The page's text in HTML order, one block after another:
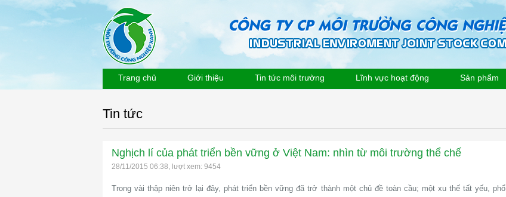
Trang chủ Giới thiệu Tin tức môi trường Lĩnh vực hoạt động Sản phẩm
Tin tức
Nghịch lí của phát triển bền vững ở Việt Nam: nhìn từ môi trường thể chế
28/11/2015 06:38, lượt xem: 9454
Trong vài thập niên trở lại đây, phát triển bền vững đã trở thành một chủ đề toàn cầu; một xu thế tất yếu, phổ